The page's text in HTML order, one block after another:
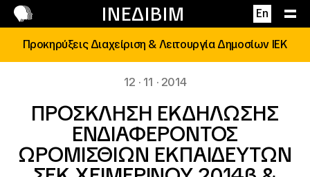
ΙΝΕΔΙΒΙΜ En
Επικοινωνία
Προκηρύξεις Διαχείριση & Λειτουργία Δημοσίων ΙΕΚ
12 · 11 · 2014
ΠΡΟΣΚΛΗΣΗ ΕΚΔΗΛΩΣΗΣ
ΕΝΔΙΑΦΕΡΟΝΤΟΣ
ΩΡΟΜΙΣΘΙΩΝ ΕΚΠΑΙΔΕΥΤΩΝ